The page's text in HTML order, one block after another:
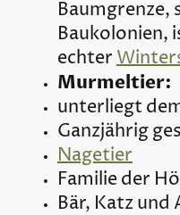
Baumgrenze,
Baukolonien,
echter
unterliegt
Ganzjährig
Nagetier
Familie der
Bär, Katz und